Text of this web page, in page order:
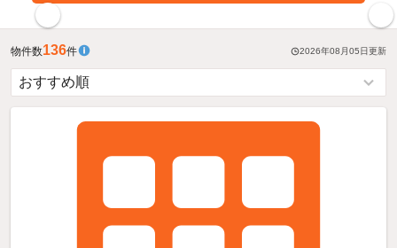
物件数136件 2026年08月05日更新